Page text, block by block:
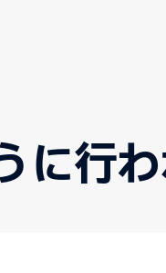
に行